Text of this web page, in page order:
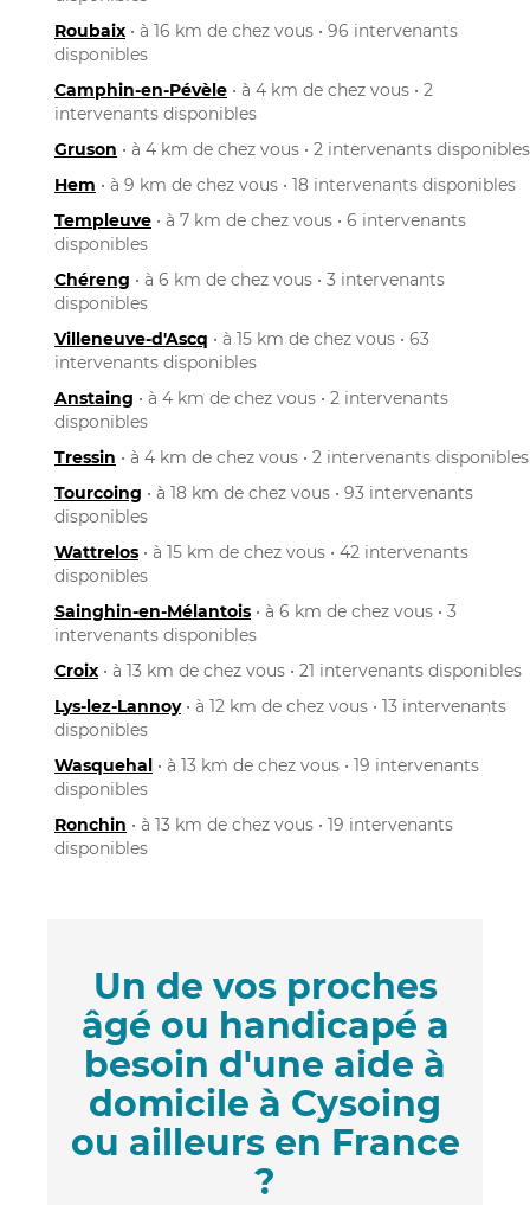
Roubaix • à 16 km de chez vous • 96 intervenants
disponibles
Camphin-en-Pévèle • à 4 km de chez vous • 2
intervenants disponibles
Gruson • à 4 km de chez vous • 2 intervenants disponibles
Hem • à 9 km de chez vous • 18 intervenants disponibles
Templeuve • à 7 km de chez vous • 6 intervenants
disponibles
Chéreng • à 6 km de chez vous • 3 intervenants
disponibles
Villeneuve-d'Ascq • à 15 km de chez vous • 63
intervenants disponibles
Anstaing • à 4 km de chez vous • 2 intervenants
disponibles
Tressin • à 4 km de chez vous • 2 intervenants disponibles
Tourcoing • à 18 km de chez vous • 93 intervenants
disponibles
Wattrelos • à 15 km de chez vous • 42 intervenants
disponibles
Sainghin-en-Mélantois • à 6 km de chez vous • 3
intervenants disponibles
Croix • à 13 km de chez vous • 21 intervenants disponibles
Lys-lez-Lannoy• à 12 km de chez vous • 13 intervenants
disponibles
Wasquehal • à 13 km de chez vous • 19 intervenants
disponibles
Ronchin • à 13 km de chez vous • 19 intervenants
disponibles
Un de vos proches
âgé ou handicapé a
besoin d'une aide à
domicile à Cysoing
ou ailleurs en France
?